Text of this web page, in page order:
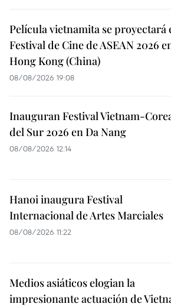
Película vietnamita se proyectará
Festival de Cine de ASEAN 2026
Hong Kong (China)
08/08/2026 19:08
Inauguran Festival Vietnam-
del Sur 2026 en Da Nang
08/08/2026 12:14
Hanoi inaugura Festival
Internacional de Artes Marciales
08/08/2026 11:22
Medios asiáticos elogian la
impresionante actuación de